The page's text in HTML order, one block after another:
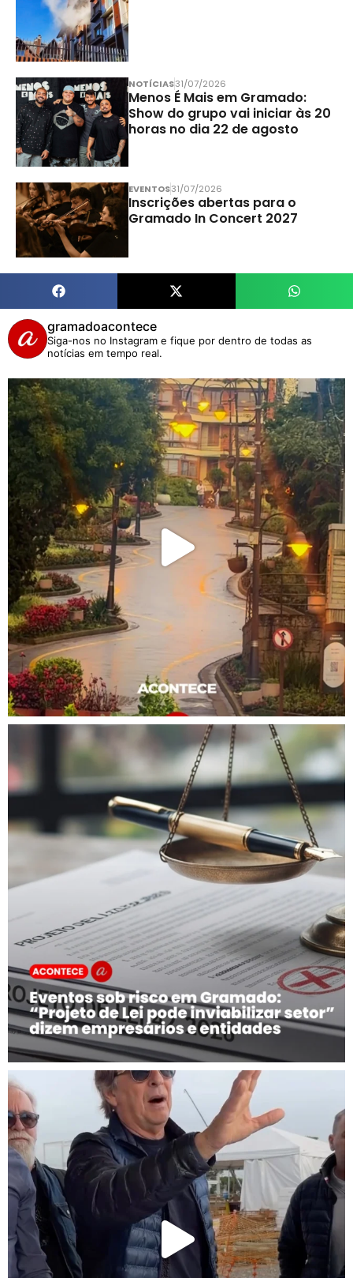
NOTÍCIAS31/07/2026
Menos É Mais em Gramado:
Show do grupo vai iniciar às 20
horas no dia 22 de agosto
EVENTOS31/07/2026
Inscrições abertas para o
Gramado In Concert 2027
gramadoacontece
Siga-nos no Instagram e fique por dentro de todas as
notícias em tempo real.